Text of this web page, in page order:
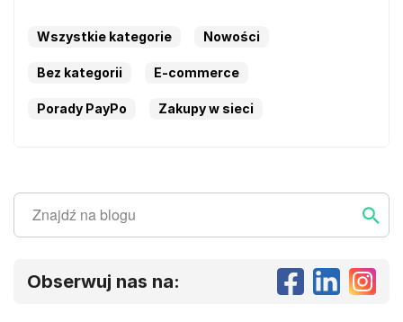
Wszystkie kategorie Nowości
Bez kategorii E-commerce
Porady PayPo Zakupy w sieci
Szukaj ...
Szukaj
Obserwuj nas na: